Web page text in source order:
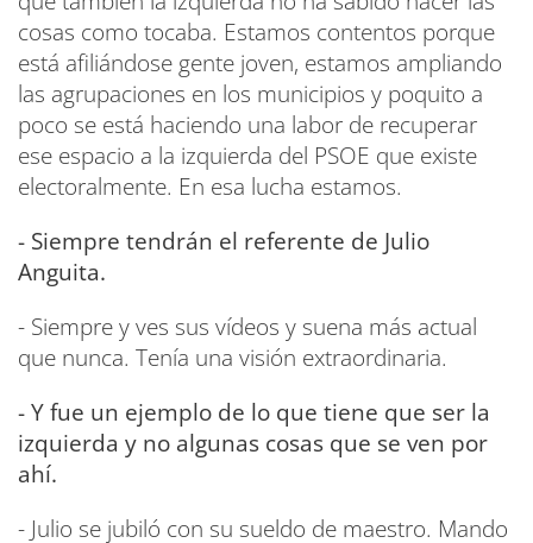
cosas como tocaba. Estamos contentos porque
está afiliándose gente joven, estamos ampliando
las agrupaciones en los municipios y poquito a
poco se está haciendo una labor de recuperar
ese espacio a la izquierda del PSOE que existe
electoralmente. En esa lucha estamos.
- Siempre tendrán el referente de Julio
Anguita.
- Siempre y ves sus vídeos y suena más actual
que nunca. Tenía una visión extraordinaria.
- Y fue un ejemplo de lo que tiene que ser la
izquierda y no algunas cosas que se ven por
ahí.
- Julio se jubiló con su sueldo de maestro. Mando